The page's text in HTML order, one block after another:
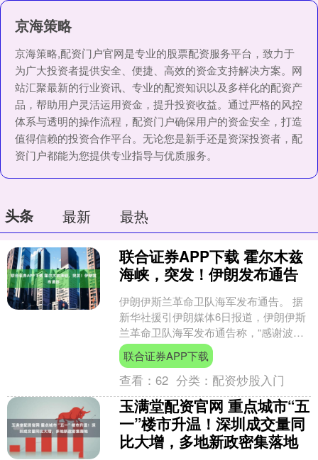
京海策略
京海策略,配资门户官网是专业的股票配资服务平台，致力于
为广大投资者提供安全、便捷、高效的资金支持解决方案。网
站汇聚最新的行业资讯、专业的配资知识以及多样化的配资产
品，帮助用户灵活运用资金，提升投资收益。通过严格的风控
体系与透明的操作流程，配资门户确保用户的资金安全，打造
值得信赖的投资合作平台。无论您是新手还是资深投资者，配
资门户都能为您提供专业指导与优质服务。
头条 最新 最热
联合证券APP下载 霍尔木兹
海峡，突发！伊朗发布通告
伊朗伊斯兰革命卫队海军发布通告。 据
新华社援引伊朗媒体6日报道，伊朗伊斯
兰革命卫队海军发布通告称，“感谢波斯
湾和阿曼湾的船长和船东遵守霍尔木兹
海峡的相关规定，并....
联合证券APP下载
查看：62 分类： 配资炒股入门
玉满堂配资官网 重点城市“五
一”楼市升温！深圳成交量同
比大增，多地新政密集落地